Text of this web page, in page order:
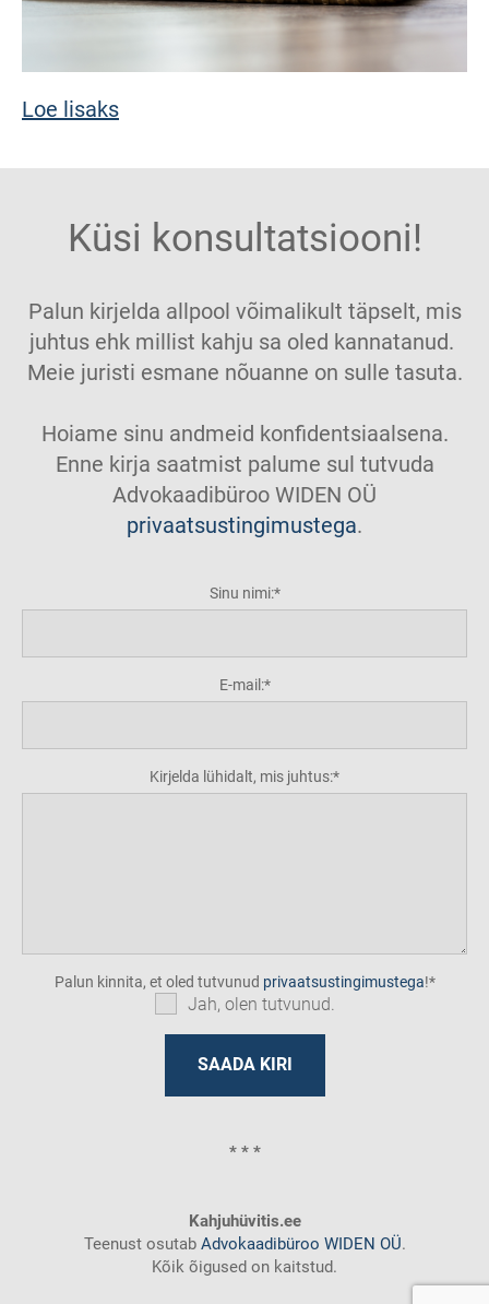
Loe lisaks
Küsi konsultatsiooni!
Palun kirjelda allpool võimalikult täpselt, mis
juhtus ehk millist kahju sa oled kannatanud.
Meie juristi esmane nõuanne on sulle tasuta.
Hoiame sinu andmeid konfidentsiaalsena.
Enne kirja saatmist palume sul tutvuda
Advokaadibüroo WIDEN OÜ
privaatsustingimustega.
Sinu nimi:
E-mail:
Kirjelda lühidalt, mis juhtus:
Palun kinnita, et oled tutvunud privaatsustingimustega!
Jah, olen tutvunud.
* * *
Kahjuhüvitis.ee
Teenust osutabAdvokaadibüroo WIDEN OÜ.
Kõik õigused on kaitstud.